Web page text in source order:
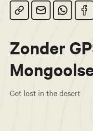
Zonder
Get lost in the desert